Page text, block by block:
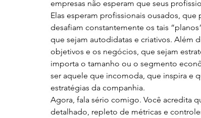
empresas não esperam que seus
Elas esperam profissionais ousados,
desafiam constantemente os tais
que sejam autodidatas e criativos. Além
objetivos e os negócios, que sejam
importa o tamanho ou o segmento
ser aquele que incomoda, que inspira e
estratégias da companhia.
Agora, fala sério comigo. Você acredita
detalhado, repleto de métricas e